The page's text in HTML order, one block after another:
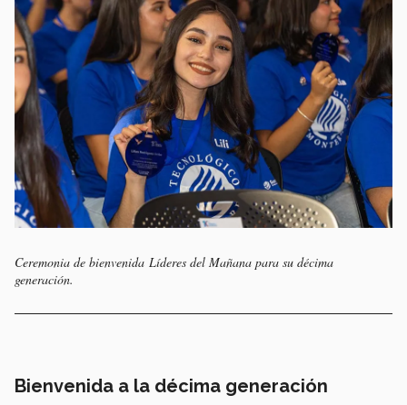
Ceremonia de bienvenida Líderes del Mañana para su décima
generación.
Bienvenida a la décima generación